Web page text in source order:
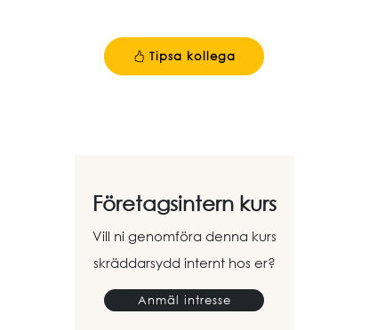
Tipsa kollega
Företagsintern kurs
Vill ni genomföra denna kurs
skräddarsydd internt hos er?
Anmäl intresse